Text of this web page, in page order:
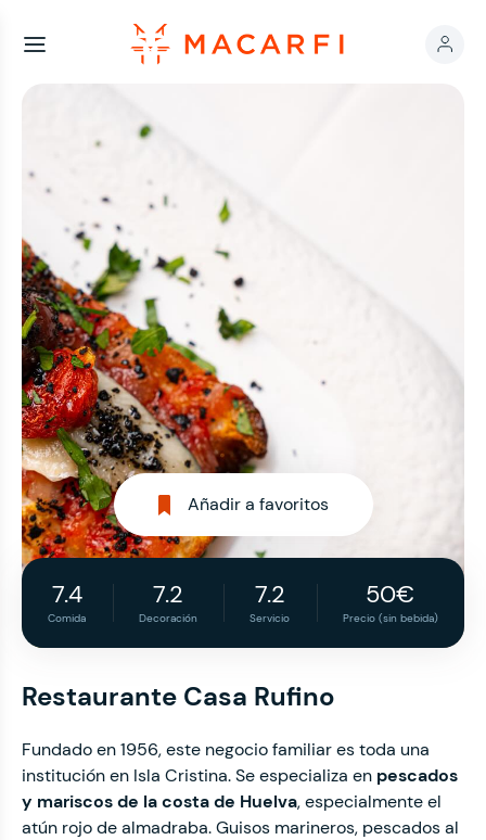
Añadir a favoritos
7.4
Comida
7.2
Decoración
7.2
Servicio
50€
Precio (sin bebida)
Restaurante Casa Rufino
Fundado en 1956, este negocio familiar es toda una
institución en Isla Cristina. Se especializa en pescados
y mariscosde la costa de Huelva, especialmente el
atún rojo de almadraba. Guisos marineros, pescados al